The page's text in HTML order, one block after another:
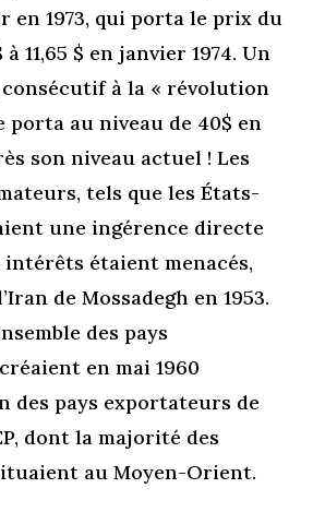
en 1973, qui porta le prix du
11,65 $ en janvier 1974. Un
consécutif à la « révolution
porta au niveau de 40$ en
son niveau actuel ! Les
tels que les États-
une ingérence directe
étaient menacés,
de Mossadegh en 1953.
des pays
en mai 1960
des pays exportateurs de
dont la majorité des
au Moyen-Orient.